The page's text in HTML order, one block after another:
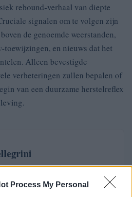
Process My Personal
rebound-verhaal van diepte
signalen om te volgen zijn
de genoemde weerstanden,
-toewijzingen, en nieuws dat het
Alleen bevestigde
verbeteringen zullen bepalen of
van een duurzame herstelreflex
bracht vanuit Genova verslag
van het voormalige
en ging het gemeentehuis binnen